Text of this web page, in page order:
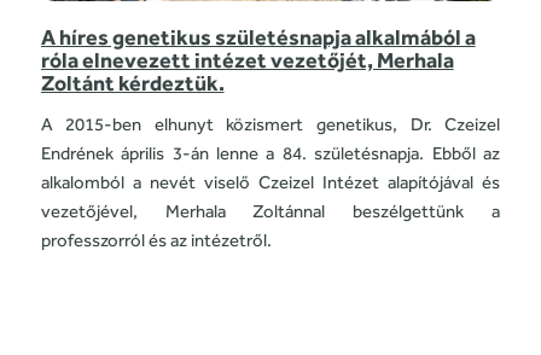
A híres genetikus születésnapja alkalmából a
róla elnevezett intézet vezetőjét, Merhala
Zoltánt kérdeztük.
A 2015-ben elhunyt közismert genetikus, Dr. Czeizel
Endrének április 3-án lenne a 84. születésnapja. Ebből az
alkalomból a nevét viselő Czeizel Intézet alapítójával és
vezetőjével, Merhala Zoltánnal beszélgettünk a
professzorról és az intézetről.